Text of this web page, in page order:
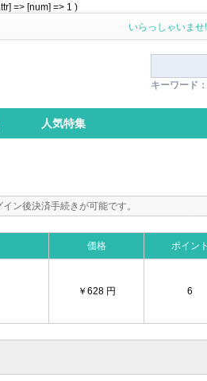
=> [num] => 1 )
いらっしゃいませ!
キーワード：
人気特集
ン後決済手続きが可能です。
価格 ポイント
￥628 円 6